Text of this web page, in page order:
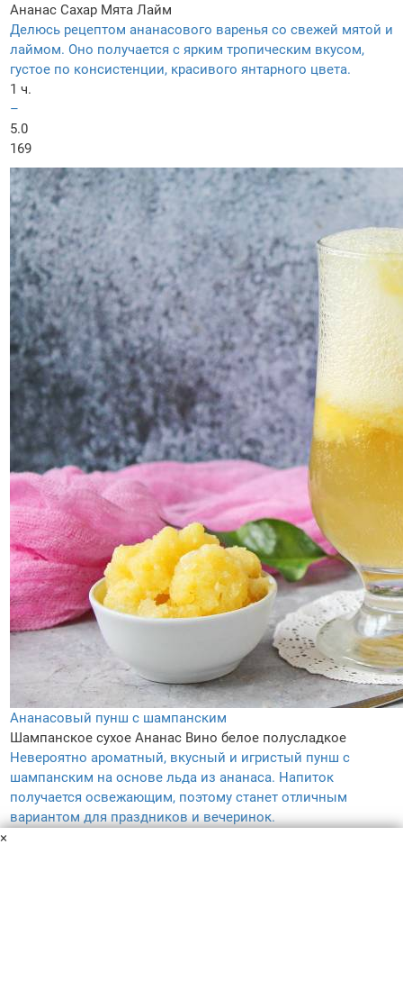
Ананас Сахар Мята Лайм
Делюсь рецептом ананасового варенья со свежей мятой и
лаймом. Оно получается с ярким тропическим вкусом,
густое по консистенции, красивого янтарного цвета.
1 ч.
–
5.0
169
Ананасовый пунш с шампанским
Шампанское сухое Ананас Вино белое полусладкое
Невероятно ароматный, вкусный и игристый пунш с
шампанским на основе льда из ананаса. Напиток
получается освежающим, поэтому станет отличным
вариантом для праздников и вечеринок.
×